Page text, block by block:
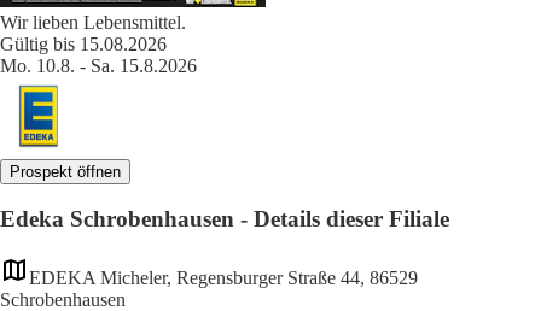
Wir lieben Lebensmittel.
Gültig bis 15.08.2026
Mo. 10.8. - Sa. 15.8.2026
Prospekt öffnen
Edeka Schrobenhausen - Details dieser Filiale
EDEKA Micheler, Regensburger Straße 44, 86529
Schrobenhausen